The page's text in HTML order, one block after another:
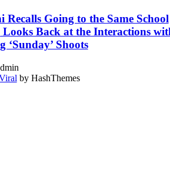
Going to the Same School
Back at the Interactions
‘Sunday’ Shoots
by HashThemes